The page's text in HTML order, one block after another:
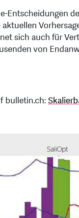
Entscheidungen
sich auch für
von
bulletin.ch: